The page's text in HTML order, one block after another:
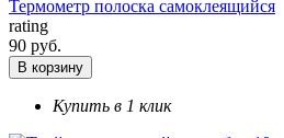
Термометр полоска самоклеящийся
rating
90 руб.
В корзину
Купить в 1 клик